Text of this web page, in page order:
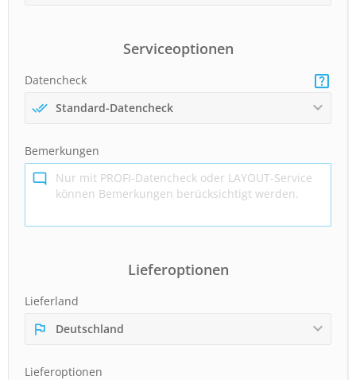
Serviceoptionen
Datencheck
Standard-Datencheck
Bemerkungen
Lieferoptionen
Lieferland
Deutschland
Lieferoptionen